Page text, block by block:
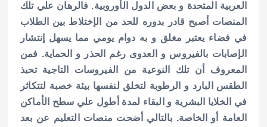
العربية المتحدة و بعض الدول الأوروبية. فالرهان علي تلك
المنصات أصبح قادر بدوره للحد من الإختلاط بين الطلاب
في فضاء يعتبر مغلق و به دوام يومي مما يسهل إنتشار
الإصابات بالفيروس و العدوى رغم الحذر و الحماية. فمن
المعروف أن تلك النوعية من الفيروسات التاجية تحبذ
الطقس البارد و الرطوبة لتخلق لنفسها بيئة خصبة لتتكاثر
في الخلايا البشرية و البقاء لمدة أطول علي سطح الأماكن
العامة أو الخاصة. بالتالي أضحت منصات التعليم عن بعد